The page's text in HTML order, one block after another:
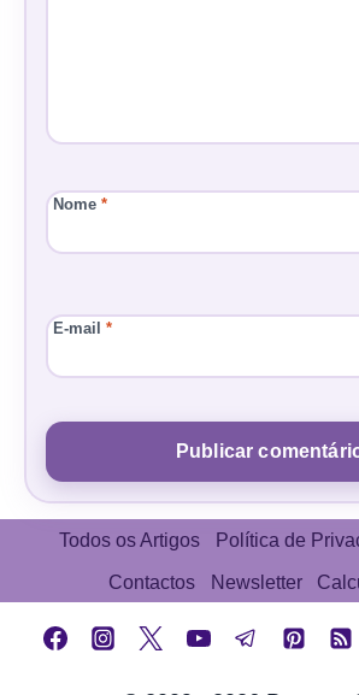
Nome *
E-mail *
Todos os Artigos Política de
Contactos Newsletter